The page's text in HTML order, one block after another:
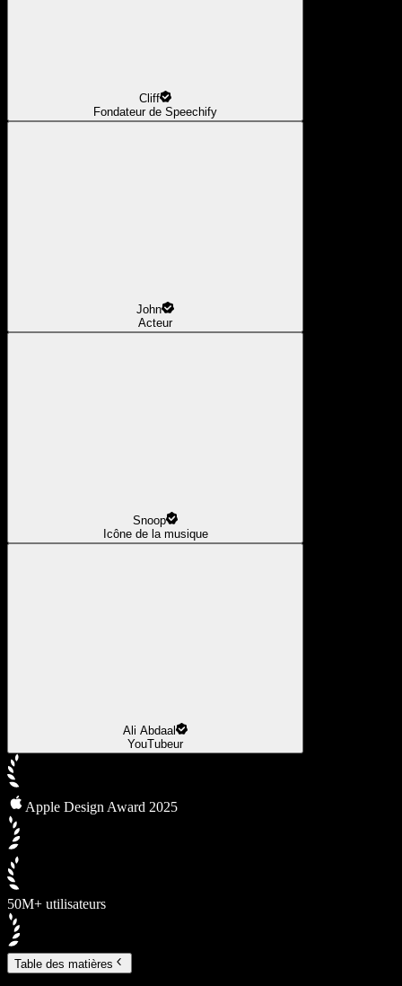
Cliff
Fondateur de Speechify
John
Acteur
Snoop
Icône de la musique
Ali Abdaal
YouTubeur
Apple Design Award 2025
50M+ utilisateurs
Table des matières